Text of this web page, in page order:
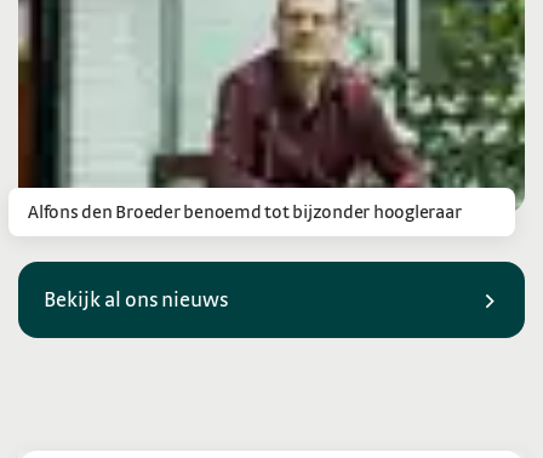
Alfons den Broeder benoemd tot bijzonder hoogleraar
Bekijk al ons nieuws